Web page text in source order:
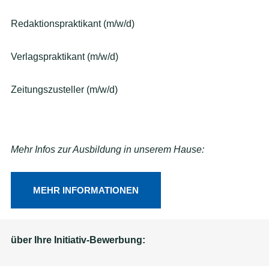
Redaktionspraktikant (m/w/d)
Verlagspraktikant (m/w/d)
Zeitungszusteller (m/w/d)
Mehr Infos zur Ausbildung in unserem Hause:
MEHR INFORMATIONEN
über Ihre Initiativ-Bewerbung: